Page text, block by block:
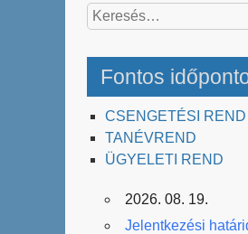
Keresés:
Fontos
CSENGETÉSI REND
TANÉVREND
ÜGYELETI REND
2026. 08. 19.
Jelentkezési